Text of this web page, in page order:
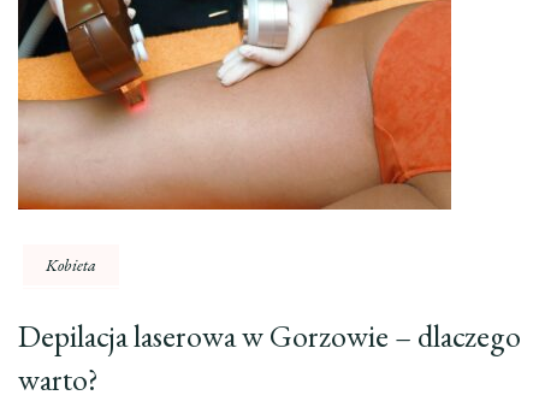
Kobieta
Depilacja laserowa w Gorzowie – dlaczego
warto?